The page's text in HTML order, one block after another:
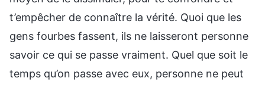
t’empêcher de connaître la vérité. Quoi que les
gens fourbes fassent, ils ne laisseront personne
savoir ce qui se passe vraiment. Quel que soit le
temps qu’on passe avec eux, personne ne peut